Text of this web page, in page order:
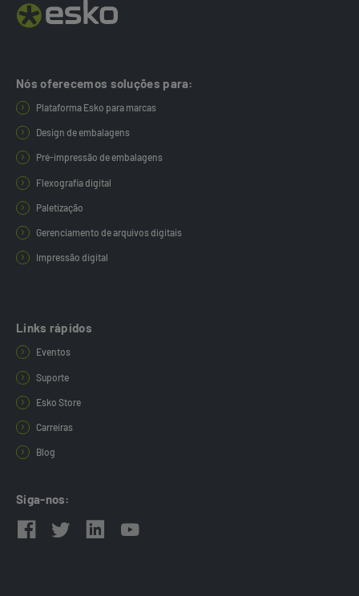
Nós oferecemos soluções para:
Plataforma Esko para marcas
Design de embalagens
Pré-impressão de embalagens
Flexografia digital
Paletização
Gerenciamento de arquivos digitais
Impressão digital
Links rápidos
Eventos
Suporte
Esko Store
Carreiras
Blog
Siga-nos: